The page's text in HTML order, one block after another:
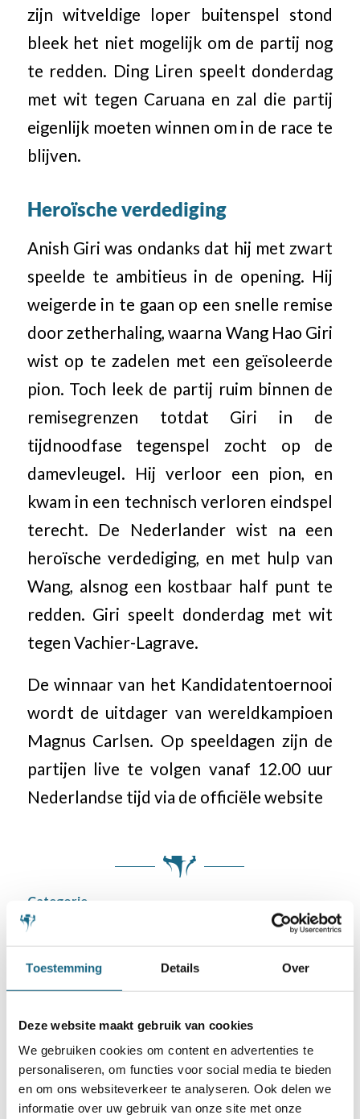
Toestemming Details Over
Deze website maakt gebruik van cookies
We gebruiken cookies om content en advertenties te
personaliseren, om functies voor social media te bieden
en om ons websiteverkeer te analyseren. Ook delen we
informatie over uw gebruik van onze site met onze
zijn witveldige loper buitenspel stond
bleek het niet mogelijk om de partij nog
te redden. Ding Liren speelt donderdag
met wit tegen Caruana en zal die partij
eigenlijk moeten winnen om in de race te
blijven.
Heroïsche verdediging
Anish Giri was ondanks dat hij met zwart
speelde te ambitieus in de opening. Hij
weigerde in te gaan op een snelle remise
door zetherhaling, waarna Wang Hao Giri
wist op te zadelen met een geïsoleerde
pion. Toch leek de partij ruim binnen de
remisegrenzen totdat Giri in de
tijdnoodfase tegenspel zocht op de
damevleugel. Hij verloor een pion, en
kwam in een technisch verloren eindspel
terecht. De Nederlander wist na een
heroïsche verdediging, en met hulp van
Wang, alsnog een kostbaar half punt te
redden. Giri speelt donderdag met wit
tegen Vachier-Lagrave.
De winnaar van het Kandidatentoernooi
wordt de uitdager van wereldkampioen
Magnus Carlsen. Op speeldagen zijn de
partijen live te volgen vanaf 12.00 uur
Nederlandse tijd via de officiële website
Categorie
Anish Giri Topschaak